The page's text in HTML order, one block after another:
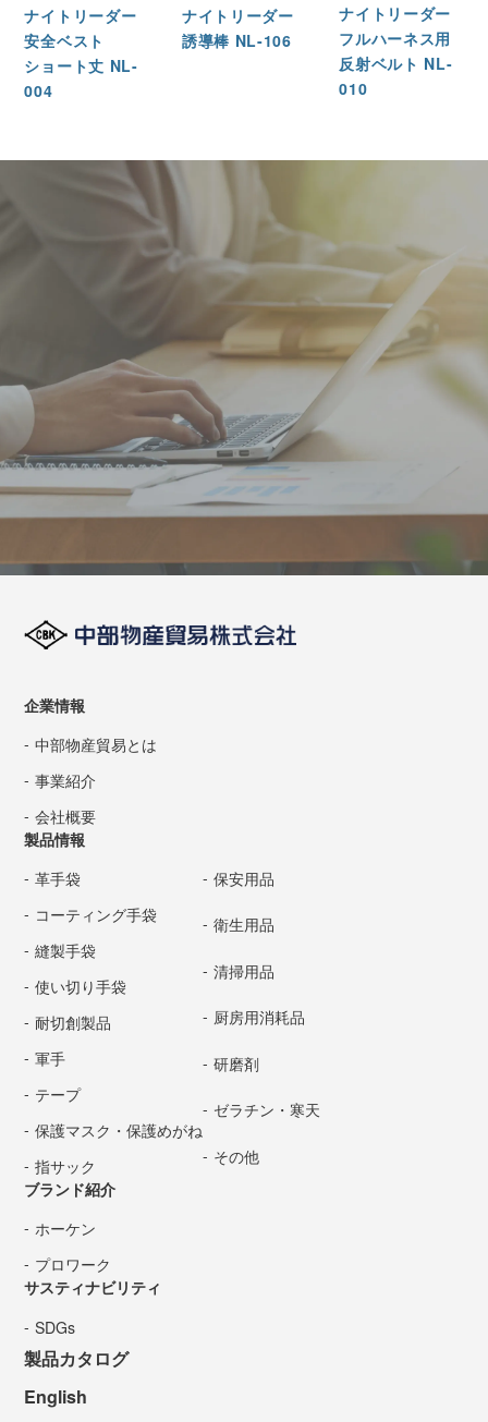
ナイトリーダー
安全ベスト
ショート丈 NL-
004
ナイトリーダー
誘導棒 NL-106
ナイトリーダー
フルハーネス用
反射ベルト NL-
010
企業情報
中部物産貿易とは
事業紹介
会社概要
製品情報
革手袋
コーティング手袋
縫製手袋
使い切り手袋
耐切創製品
軍手
テープ
保護マスク・保護めがね
指サック
保安用品
衛生用品
清掃用品
厨房用消耗品
研磨剤
ゼラチン・寒天
その他
ブランド紹介
ホーケン
プロワーク
サスティナビリティ
SDGs
製品カタログ
English